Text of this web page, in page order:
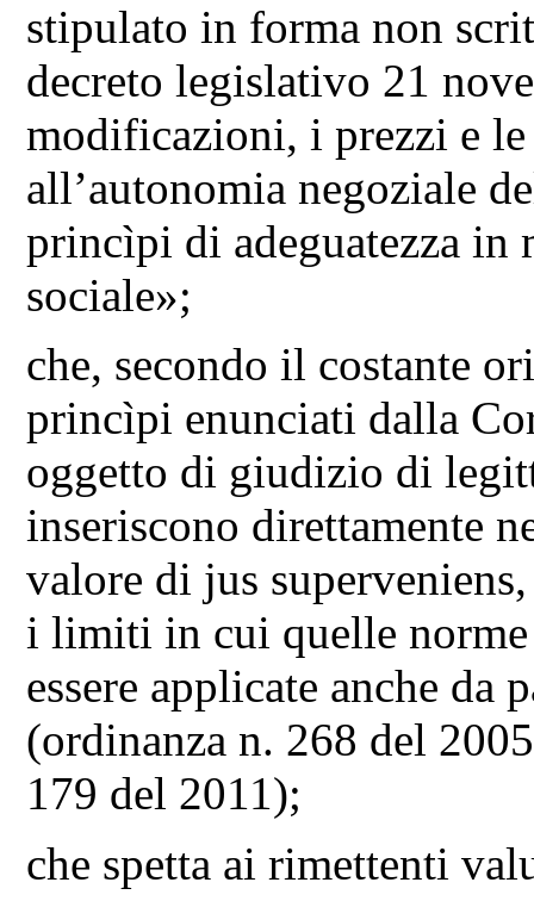
stipulato in forma non
decreto legislativo 21
modificazioni, i prezzi e
all’autonomia negoziale
princìpi di adeguatezza in
sociale»;
che, secondo il costante
princìpi enunciati dalla
oggetto di giudizio di
inseriscono direttamente
valore di jus
i limiti in cui quelle norme
essere applicate anche da
(ordinanza n. 268 del
179 del 2011);
che spetta ai rimettenti